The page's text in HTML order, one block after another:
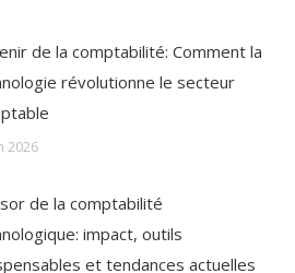
de la comptabilité: Comment la
révolutionne le secteur
2026
de la comptabilité
impact, outils
et tendances actuelles